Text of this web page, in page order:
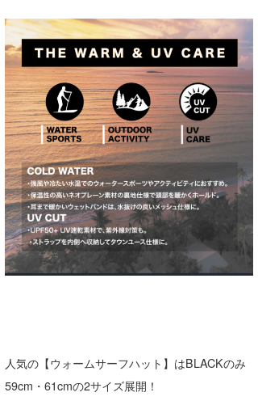
人気の【ウォームサーフハット】はBLACKのみ
59cm・61cmの2サイズ展開！